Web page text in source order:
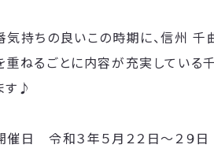
気持ちの良いこの時期に、信州 千
重ねるごとに内容が充実している
す♪
催日 令和３年５月２２日～２９日